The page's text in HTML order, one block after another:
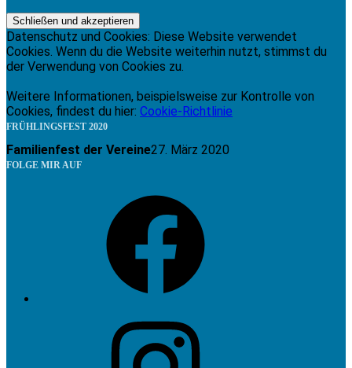
Datenschutz und Cookies: Diese Website verwendet
Cookies. Wenn du die Website weiterhin nutzt, stimmst du
der Verwendung von Cookies zu.
Weitere Informationen, beispielsweise zur Kontrolle von
Cookies, findest du hier: Cookie-Richtlinie
FRÜHLINGSFEST 2020
Familienfest der Vereine27. März 2020
FOLGE MIR AUF